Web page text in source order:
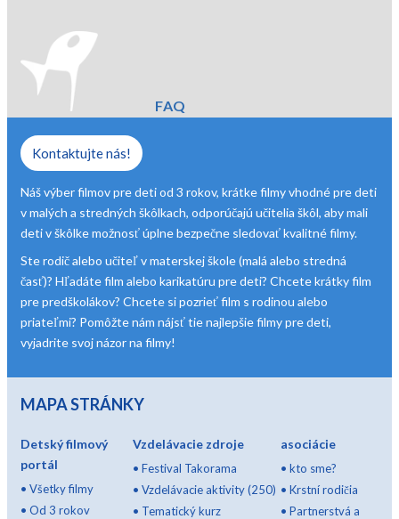
FAQ
Kontaktujte nás!
Náš výber filmov pre deti od 3 rokov, krátke filmy vhodné pre deti
v malých a stredných škôlkach, odporúčajú učitelia škôl, aby mali
deti v škôlke možnosť úplne bezpečne sledovať kvalitné filmy.
Ste rodič alebo učiteľ v materskej škole (malá alebo stredná
časť)? Hľadáte film alebo karikatúru pre deti? Chcete krátky film
pre predškolákov? Chcete si pozrieť film s rodinou alebo
priateľmi? Pomôžte nám nájsť tie najlepšie filmy pre deti,
vyjadrite svoj názor na filmy!
MAPA STRÁNKY
Detský filmový
portál
• Všetky filmy
• Od 3 rokov
Vzdelávacie zdroje
• Festival Takorama
• Vzdelávacie aktivity (250)
• Tematický kurz
asociácie
•kto sme?
•Krstní rodičia
•Partnerstvá a